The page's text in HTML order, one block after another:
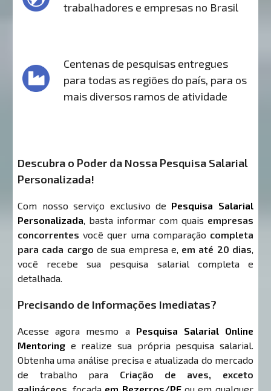
trabalhadores e empresas no Brasil
Centenas de pesquisas entregues
para todas as regiões do país, para os
mais diversos ramos de atividade
Descubra o Poder da Nossa Pesquisa Salarial
Personalizada!
Com nosso serviço exclusivo de Pesquisa Salarial
Personalizada, basta informar com quais empresas
concorrentes você quer uma comparação completa
para cada cargo de sua empresa e, em até 20 dias,
você recebe sua pesquisa salarial completa e
detalhada.
Precisando de Informações Imediatas?
Acesse agora mesmo a Pesquisa Salarial Online
Mentoring e realize sua própria pesquisa salarial.
Obtenha uma análise precisa e atualizada do mercado
de trabalho para Criação de aves, exceto